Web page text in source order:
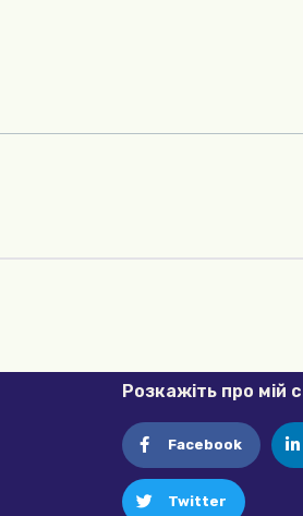
Розкажіть про мій
Facebook
Twitter